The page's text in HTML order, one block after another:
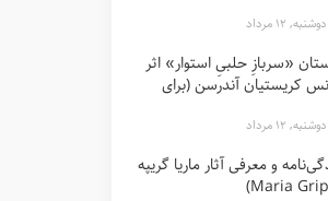
دوشنبه, ۱۲ مرداد
«سربازِ حلبیِ استوار» اثر
کریستیان آندرسن (برای
دوشنبه, ۱۲ مرداد
و معرفی آثار ماریا گریپه